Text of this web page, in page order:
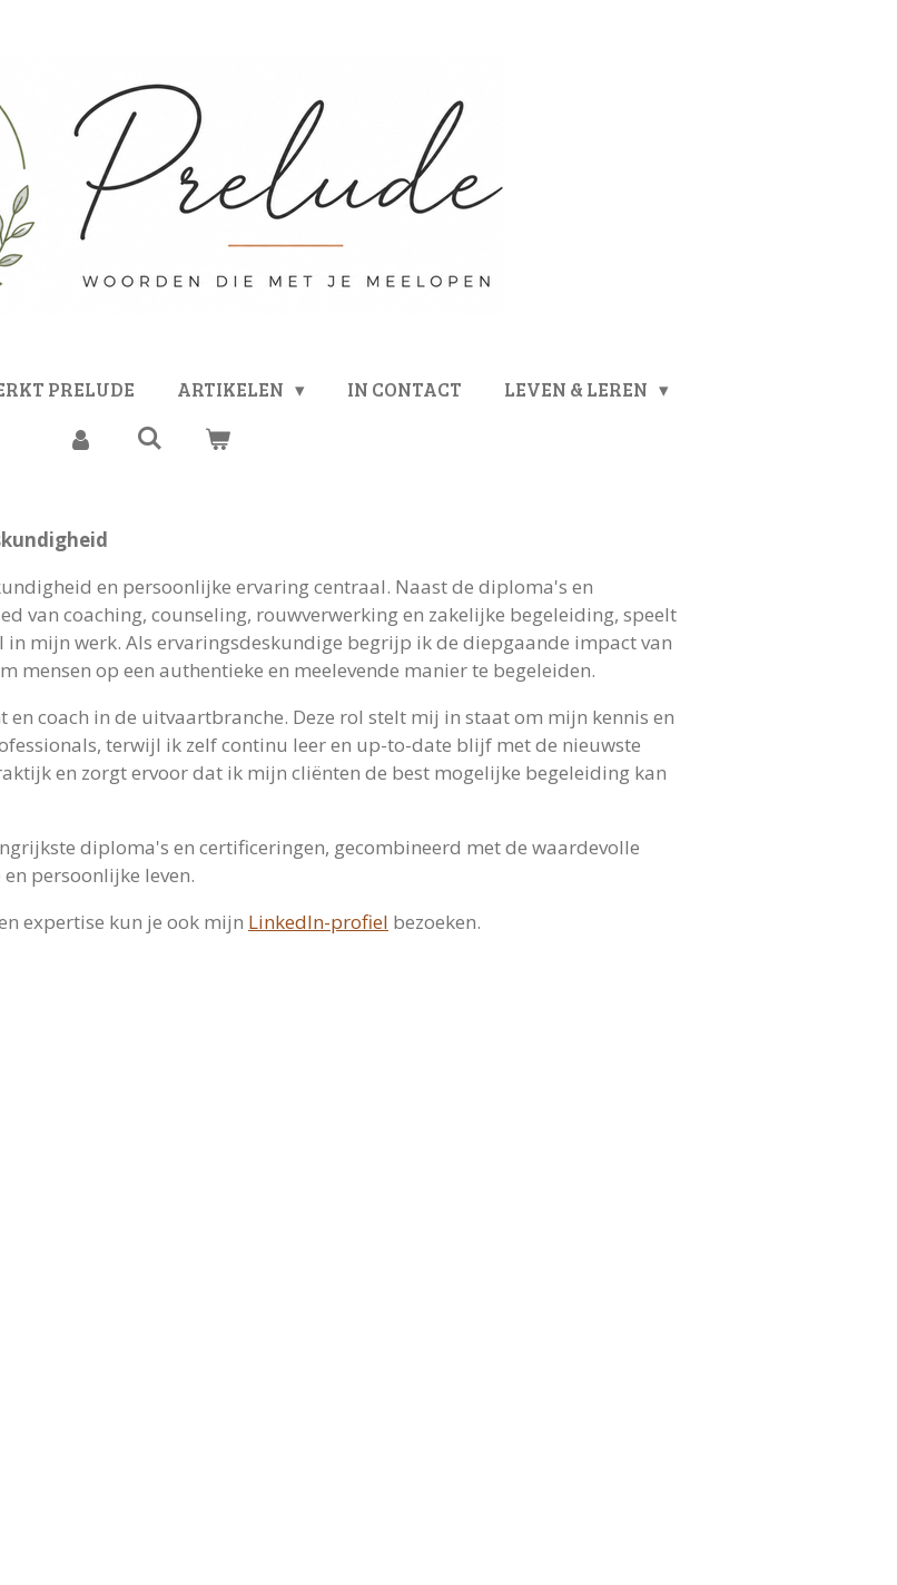
PRELUDE ARTIKELEN IN CONTACT LEVEN & LEREN
en persoonlijke ervaring centraal. Naast de diploma's en
van coaching, counseling, rouwverwerking en zakelijke begeleiding, speelt
mijn werk. Als ervaringsdeskundige begrijp ik de diepgaande impact van
mensen op een authentieke en meelevende manier te begeleiden.
coach in de uitvaartbranche. Deze rol stelt mij in staat om mijn kennis en
terwijl ik zelf continu leer en up-to-date blijf met de nieuwste
en zorgt ervoor dat ik mijn cliënten de best mogelijke begeleiding kan
diploma's en certificeringen, gecombineerd met de waardevolle
persoonlijke leven.
expertise kun je ook mijn LinkedIn-profiel bezoeken.